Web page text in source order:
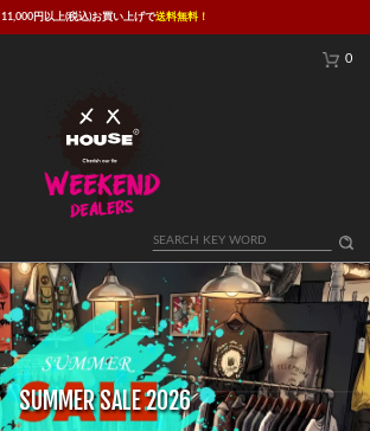
11,000円以上(税込)お買い上げで送料無料！
0
SUMMER SALE 2026